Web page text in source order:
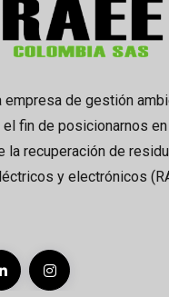
empresa de gestión
el fin de posicionarnos
la recuperación de
y electrónicos